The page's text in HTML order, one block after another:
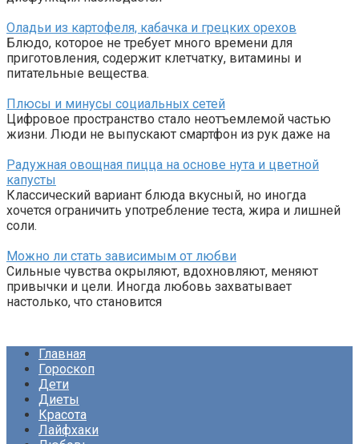
Оладьи из картофеля, кабачка и грецких орехов
Блюдо, которое не требует много времени для
приготовления, содержит клетчатку, витамины и
питательные вещества.
Плюсы и минусы социальных сетей
Цифровое пространство стало неотъемлемой частью
жизни. Люди не выпускают смартфон из рук даже на
Радужная овощная пицца на основе нута и цветной
капусты
Классический вариант блюда вкусный, но иногда
хочется ограничить употребление теста, жира и лишней
соли.
Можно ли стать зависимым от любви
Сильные чувства окрыляют, вдохновляют, меняют
привычки и цели. Иногда любовь захватывает
настолько, что становится
Главная
Гороскоп
Дети
Диеты
Красота
Лайфхаки